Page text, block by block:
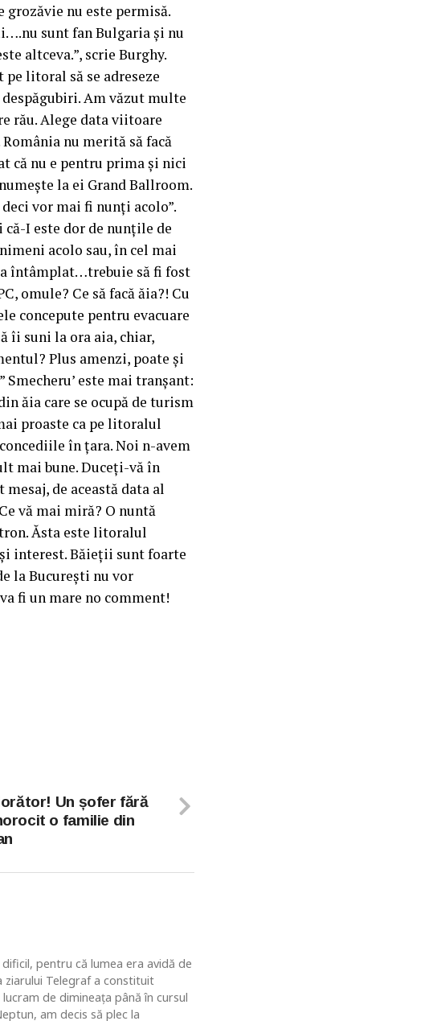
nu este permisă.
sunt fan Bulgaria și nu
altceva.”, scrie Burghy.
litoral să se adreseze
Am văzut multe
rău. Alege data viitoare
nu merită să facă
că nu e pentru prima și nici
la ei Grand Ballroom.
vor mai fi nunți acolo”.
că-I este dor de nunțile de
acolo sau, în cel mai
întâmplat…trebuie să fi fost
omule? Ce să facă ăia?! Cu
concepute pentru evacuare
îi suni la ora aia, chiar,
Plus amenzi, poate și
este mai tranșant:
ăia care se ocupă de turism
proaste ca pe litoralul
în țara. Noi n-avem
mai bune. Duceți-vă în
de această data al
vă mai miră? O nuntă
Ăsta este litoralul
interest. Băieții sunt foarte
la București nu vor
fi un mare no comment!
Un șofer fără
o familie din
pentru că lumea era avidă de
ziarului Telegraf a constituit
de dimineaţa până în cursul
am decis să plec la